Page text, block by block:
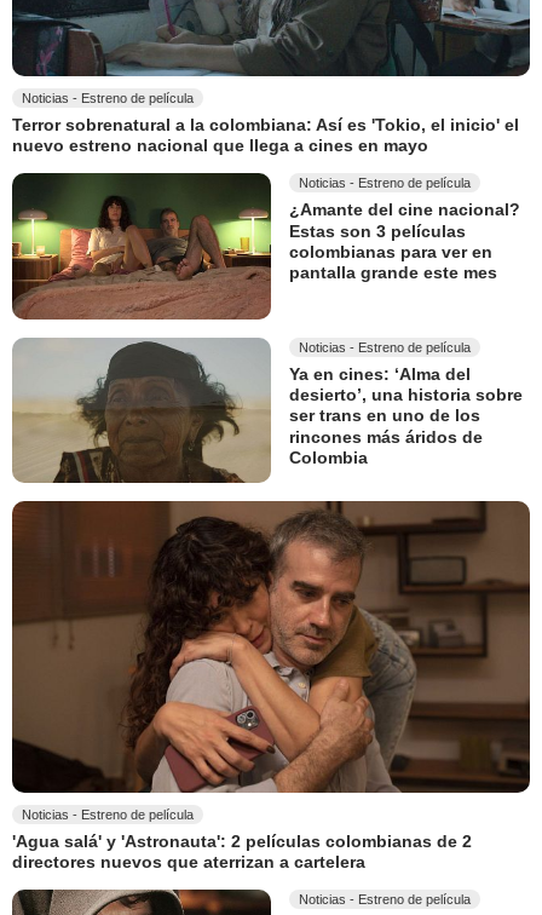
Noticias - Estreno de película
Terror sobrenatural a la colombiana: Así es 'Tokio, el inicio' el
nuevo estreno nacional que llega a cines en mayo
Noticias - Estreno de película
¿Amante del cine nacional?
Estas son 3 películas
colombianas para ver en
pantalla grande este mes
Noticias - Estreno de película
Ya en cines: ‘Alma del
desierto’, una historia sobre
ser trans en uno de los
rincones más áridos de
Colombia
Noticias - Estreno de película
'Agua salá' y 'Astronauta': 2 películas colombianas de 2
directores nuevos que aterrizan a cartelera
Noticias - Estreno de película